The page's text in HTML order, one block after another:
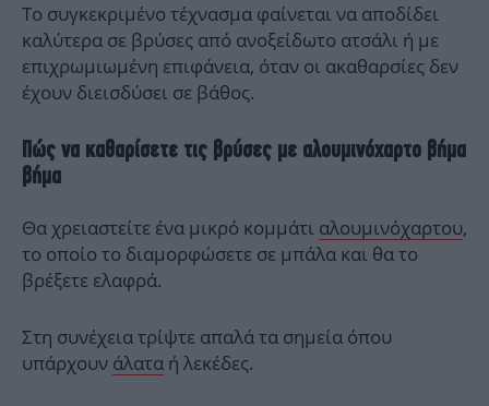
Το συγκεκριμένο τέχνασμα φαίνεται να αποδίδει
καλύτερα σε βρύσες από ανοξείδωτο ατσάλι ή με
επιχρωμιωμένη επιφάνεια, όταν οι ακαθαρσίες δεν
έχουν διεισδύσει σε βάθος.
Πώς να καθαρίσετε τις βρύσες με αλουμινόχαρτο βήμα
βήμα
Θα χρειαστείτε ένα μικρό κομμάτι αλουμινόχαρτου,
το οποίο το διαμορφώσετε σε μπάλα και θα το
βρέξετε ελαφρά.
Στη συνέχεια τρίψτε απαλά τα σημεία όπου
υπάρχουν άλατα ή λεκέδες.